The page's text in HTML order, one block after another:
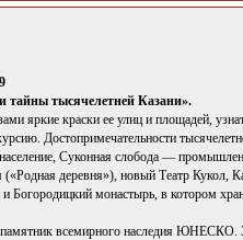
тайны тысячелетней Казани».
яркие краски ее улиц и площадей,
Достопримечательности
население, Суконная слобода —
(«Родная деревня»), новый Театр
монастырь, в котором
памятник всемирного наследия